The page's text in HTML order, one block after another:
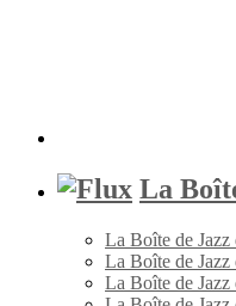
La
La Boîte de
La Boîte de
La Boîte de Jazz